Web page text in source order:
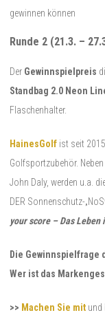
gewinnen können
Runde 2 (21.3. –
Der Gewinnspielpreis
Standbag 2.0 Neon
Flaschenhalter.
HainesGolf ist seit
Golfsportzubehör. Neben
John Daly, werden u.a.
DER Sonnenschutz-
your score – Das
Die Gewinnspielfrage
Wer ist das
>> Machen Sie mit und